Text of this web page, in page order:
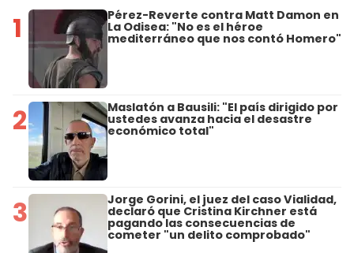
1 Pérez-Reverte contra Matt Damon en
La Odisea: "No es el héroe
mediterráneo que nos contó Homero"
2 Maslatón a Bausili: "El país dirigido por
ustedes avanza hacia el desastre
económico total"
3 Jorge Gorini, el juez del caso Vialidad,
declaró que Cristina Kirchner está
pagando las consecuencias de
cometer "un delito comprobado"